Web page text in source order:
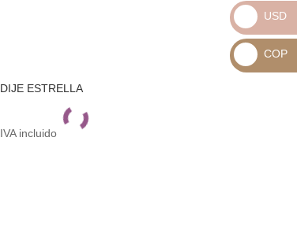
DIJE ESTRELLA
IVA incluido
_
USD
USD
_
COP